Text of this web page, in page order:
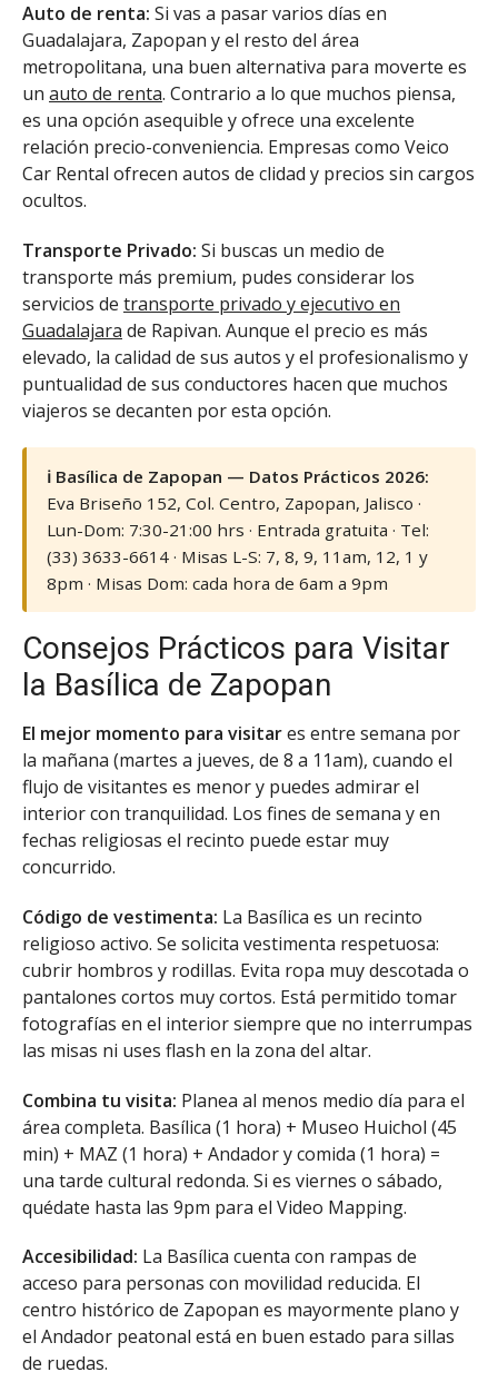
Auto de renta: Si vas a pasar varios días en
Guadalajara, Zapopan y el resto del área
metropolitana, una buen alternativa para moverte es
un auto de renta. Contrario a lo que muchos piensa,
es una opción asequible y ofrece una excelente
relación precio-conveniencia. Empresas como Veico
Car Rental ofrecen autos de clidad y precios sin cargos
ocultos.
Transporte Privado: Si buscas un medio de
transporte más premium, pudes considerar los
servicios de transporte privado y ejecutivo en
Guadalajara de Rapivan. Aunque el precio es más
elevado, la calidad de sus autos y el profesionalismo y
puntualidad de sus conductores hacen que muchos
viajeros se decanten por esta opción.
ℹ️ Basílica de Zapopan — Datos Prácticos 2026:
Eva Briseño 152, Col. Centro, Zapopan, Jalisco ·
Lun-Dom: 7:30-21:00 hrs · Entrada gratuita · Tel:
(33) 3633-6614 · Misas L-S: 7, 8, 9, 11am, 12, 1 y
8pm · Misas Dom: cada hora de 6am a 9pm
Consejos Prácticos para Visitar
la Basílica de Zapopan
El mejor momento para visitares entre semana por
la mañana (martes a jueves, de 8 a 11am), cuando el
flujo de visitantes es menor y puedes admirar el
interior con tranquilidad. Los fines de semana y en
fechas religiosas el recinto puede estar muy
concurrido.
Código de vestimenta: La Basílica es un recinto
religioso activo. Se solicita vestimenta respetuosa:
cubrir hombros y rodillas. Evita ropa muy descotada o
pantalones cortos muy cortos. Está permitido tomar
fotografías en el interior siempre que no interrumpas
las misas ni uses flash en la zona del altar.
Combina tu visita: Planea al menos medio día para el
área completa. Basílica (1 hora) + Museo Huichol (45
min) + MAZ (1 hora) + Andador y comida (1 hora) =
una tarde cultural redonda. Si es viernes o sábado,
quédate hasta las 9pm para el Video Mapping.
Accesibilidad: La Basílica cuenta con rampas de
acceso para personas con movilidad reducida. El
centro histórico de Zapopan es mayormente plano y
el Andador peatonal está en buen estado para sillas
de ruedas.